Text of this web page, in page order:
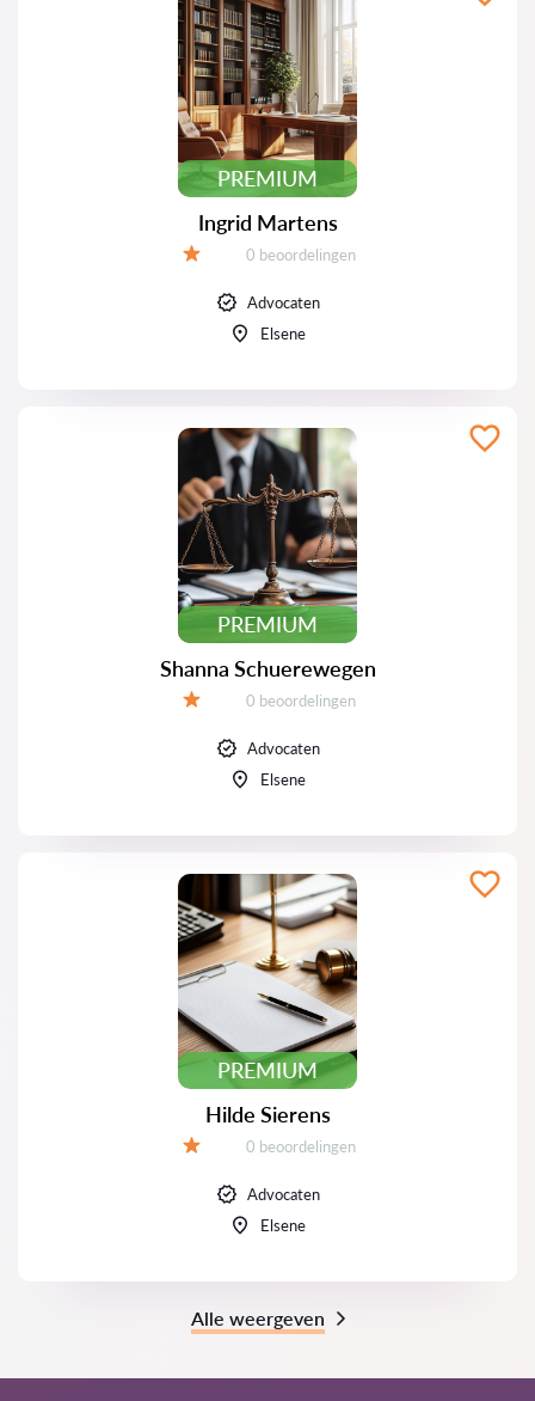
PREMIUM
Ingrid Martens
Beoordelingen:
0 beoordelingen
Advocaten
Elsene
PREMIUM
Shanna Schuerewegen
Beoordelingen:
0 beoordelingen
Advocaten
Elsene
PREMIUM
Hilde Sierens
Beoordelingen:
0 beoordelingen
Advocaten
Elsene
Alle weergeven